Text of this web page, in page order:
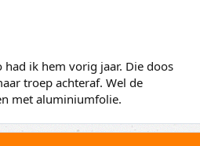
had ik hem vorig jaar. Die doos
troep achteraf. Wel de
met aluminiumfolie.